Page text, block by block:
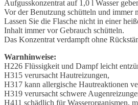
Aufgusskonzentrat auf 1,0 l Wasser
Vor der Benutzung schütteln und immer
Lassen Sie die Flasche nicht in einer
Inhalt immer vor Gebrauch schütteln.
Das Konzentrat verdampft ohne
Warnhinweise:
H226 Flüssigkeit und Dampf leicht
H315 verursacht Hautreizungen,
H317 kann allergische Hautreaktionen
H319 verursacht schwere
H411 schädlich für Wasserorganismen,